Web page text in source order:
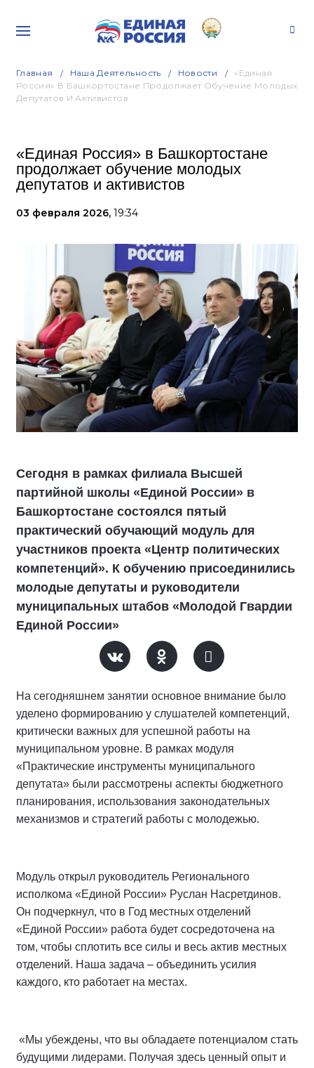
Главная Наша Деятельность Новости
«Единая
Россия» В Башкортостане Продолжает Обучение Молодых
Депутатов И Активистов
«Единая Россия» в Башкортостане
продолжает обучение молодых
депутатов и активистов
03 февраля 2026, 19:34
Сегодня в рамках филиала Высшей
партийной школы «Единой России» в
Башкортостане состоялся пятый
практический обучающий модуль для
участников проекта «Центр политических
компетенций». К обучению присоединились
молодые депутаты и руководители
муниципальных штабов «Молодой Гвардии
Единой России»
На сегодняшнем занятии основное внимание было
уделено формированию у слушателей компетенций,
критически важных для успешной работы на
муниципальном уровне. В рамках модуля
«Практические инструменты муниципального
депутата» были рассмотрены аспекты бюджетного
планирования, использования законодательных
механизмов и стратегий работы с молодежью.
Модуль открыл руководитель Регионального
исполкома «Единой России» Руслан Насретдинов.
Он подчеркнул, что в Год местных отделений
«Единой России» работа будет сосредоточена на
том, чтобы сплотить все силы и весь актив местных
отделений. Наша задача – объединить усилия
каждого, кто работает на местах.
«Мы убеждены, что вы обладаете потенциалом стать
будущими лидерами. Получая здесь ценный опыт и